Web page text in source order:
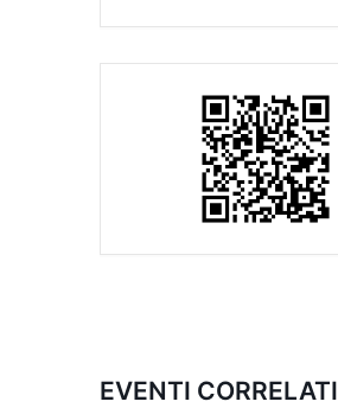
EVENTI CORRELATI